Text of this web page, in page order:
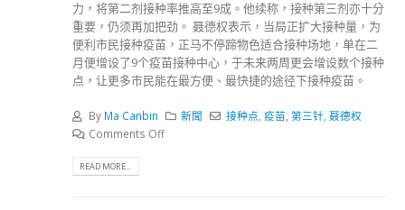
力，将第二剂接种率推高至9成。他续称，接种第三剂亦十分
重要，仍须再加把劲。 聂德权表示，当局正扩大接种量，为
便利市民接种疫苗，正马不停蹄物色适合接种场地，单在二
月便增设了9个疫苗接种中心，于未来两周更会增设数个接种
点，让更多市民能在最方便、最快捷的途径下接种疫苗。
By Ma Canbin 新聞 接种点 ,疫苗 ,第三针 ,聂德权
Comments Off
READ MORE...